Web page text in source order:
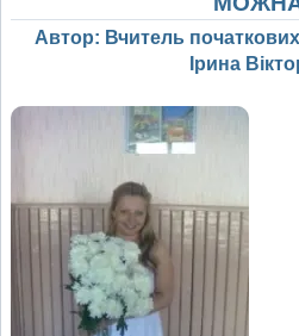
Автор: Вчитель
Ірина